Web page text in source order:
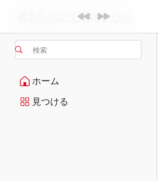
検索
ホーム
見つける